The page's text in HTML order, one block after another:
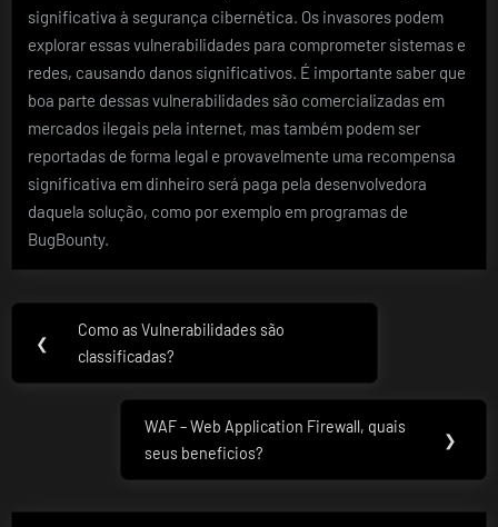
significativa à segurança cibernética. Os invasores podem
explorar essas vulnerabilidades para comprometer sistemas e
redes, causando danos significativos. É importante saber que
boa parte dessas vulnerabilidades são comercializadas em
mercados ilegais pela internet, mas também podem ser
reportadas de forma legal e provavelmente uma recompensa
significativa em dinheiro será paga pela desenvolvedora
daquela solução, como por exemplo em programas de
BugBounty.
Navegação
de
❮
Previous
Post:
Como as Vulnerabilidades são
classificadas?
Next
Post:
WAF – Web Application Firewall, quais
seus beneficios?
❯